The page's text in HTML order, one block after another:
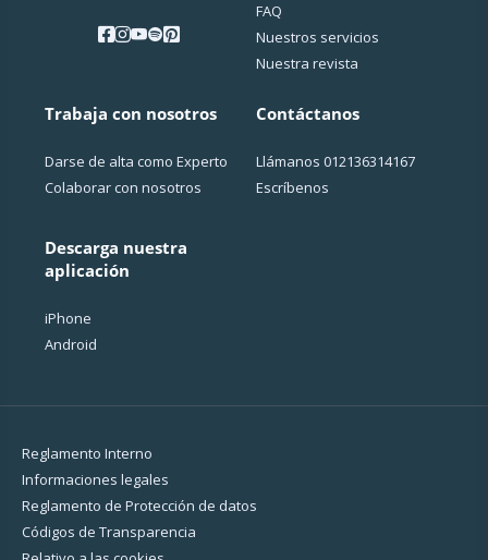
FAQ
Nuestros servicios
Nuestra revista
Trabaja con nosotros
Darse de alta como Experto
Colaborar con nosotros
Descarga nuestra
aplicación
iPhone
Android
Contáctanos
Llámanos 012136314167
Escríbenos
Reglamento Interno
Informaciones legales
Reglamento de Protección de datos
Códigos de Transparencia